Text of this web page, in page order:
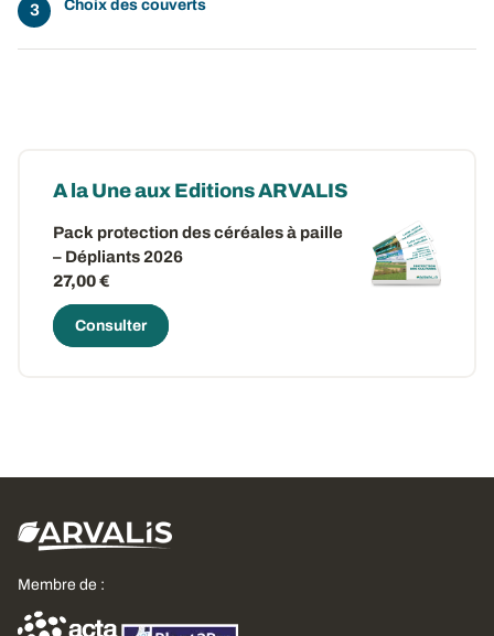
Choix des couverts
A la Une aux Editions ARVALIS
Pack protection des céréales à paille
– Dépliants 2026
27,00 €
Consulter
Membre de :